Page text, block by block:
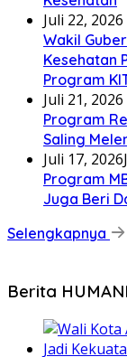
Juli 22, 2026
Wakil
Kesehatan
Program
Juli 21, 2026
Program
Saling
Juli 17, 2026
Program
Juga Beri
Selengkapnya
Berita